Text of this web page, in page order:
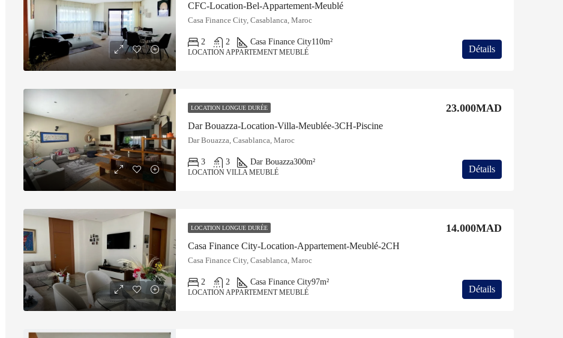
CFC-Location-Bel-Appartement-Meublé
Casa Finance City, Casablanca, Maroc
2 2 Casa Finance City110m²
LOCATION APPARTEMENT MEUBLÉ Détails
LOCATION LONGUE DURÉE
Dar Bouazza-Location-Villa-Meublée-3CH-Piscine
23.000MAD
Dar Bouazza, Casablanca, Maroc
3 3 Dar Bouazza300m²
LOCATION VILLA MEUBLÉ Détails
LOCATION LONGUE DURÉE
Casa Finance City-Location-Appartement-Meublé-2CH
14.000MAD
Casa Finance City, Casablanca, Maroc
2 2 Casa Finance City97m²
LOCATION APPARTEMENT MEUBLÉ Détails